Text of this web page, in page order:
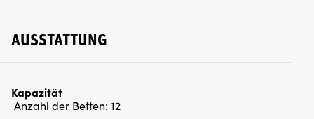
AUSSTATTUNG
Kapazität
Anzahl der Betten: 12